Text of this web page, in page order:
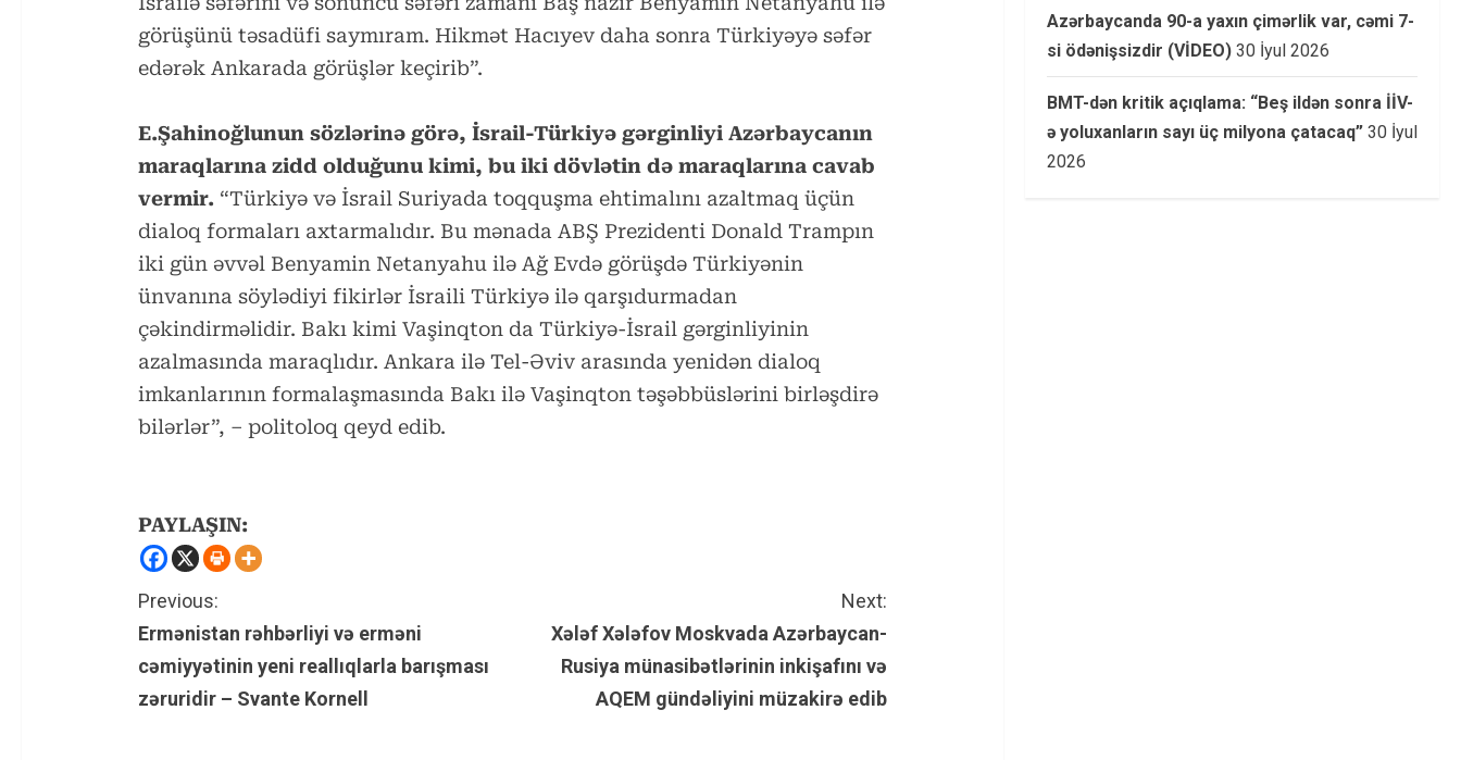
görüşünü təsadüfi saymıram. Hikmət Hacıyev daha sonra Türkiyəyə səfər
edərək Ankarada görüşlər keçirib”.
E.Şahinoğlunun sözlərinə görə, İsrail-Türkiyə gərginliyi Azərbaycanın
maraqlarına zidd olduğunu kimi, bu iki dövlətin də maraqlarına cavab
vermir.“Türkiyə və İsrail Suriyada toqquşma ehtimalını azaltmaq üçün
dialoq formaları axtarmalıdır. Bu mənada ABŞ Prezidenti Donald Trampın
iki gün əvvəl Benyamin Netanyahu ilə Ağ Evdə görüşdə Türkiyənin
ünvanına söylədiyi fikirlər İsraili Türkiyə ilə qarşıdurmadan
çəkindirməlidir. Bakı kimi Vaşinqton da Türkiyə-İsrail gərginliyinin
azalmasında maraqlıdır. Ankara ilə Tel-Əviv arasında yenidən dialoq
imkanlarının formalaşmasında Bakı ilə Vaşinqton təşəbbüslərini birləşdirə
bilərlər”, – politoloq qeyd edib.
PAYLAŞIN:
C
o
n
Previous:
Ermənistan rəhbərliyi və erməni
cəmiyyətinin yeni reallıqlarla barışması
zəruridir – Svante Kornell
Next:
Xələf Xələfov Moskvada Azərbaycan-
Rusiya münasibətlərinin inkişafını və
AQEM gündəliyini müzakirə edib
Azərbaycanda 90-a yaxın çimərlik var, cəmi 7-
si ödənişsizdir (VİDEO) 30 İyul 2026
BMT-dən kritik açıqlama: “Beş ildən sonra İİV-
ə yoluxanların sayı üç milyona çatacaq” 30 İyul
2026